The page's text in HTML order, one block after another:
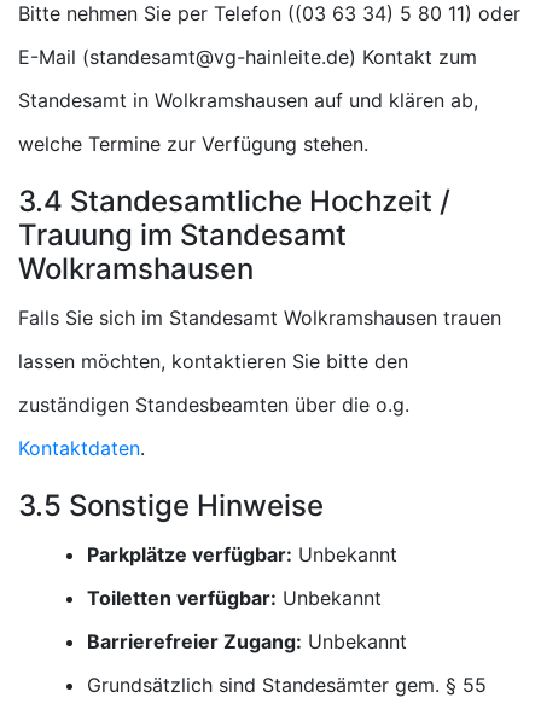
Bitte nehmen Sie per Telefon (
) oder
E-Mail (
) Kontakt zum
Standesamt in Wolkramshausen auf und klären ab,
welche Termine zur Verfügung stehen.
3.4 Standesamtliche Hochzeit /
Trauung im Standesamt
Wolkramshausen
Falls Sie sich im Standesamt Wolkramshausen trauen
lassen möchten, kontaktieren Sie bitte den
zuständigen Standesbeamten über die o.g.
Kontaktdaten.
3.5 Sonstige Hinweise
Parkplätze verfügbar: Unbekannt
Toiletten verfügbar: Unbekannt
Barrierefreier Zugang: Unbekannt
Grundsätzlich sind Standesämter gem. § 55